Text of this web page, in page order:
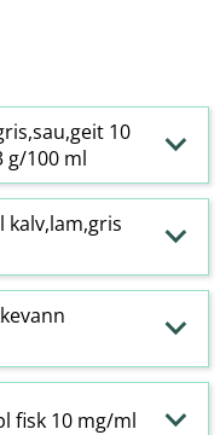
10
g/100 ml
kalv,lam,gris
fisk 10 mg/ml